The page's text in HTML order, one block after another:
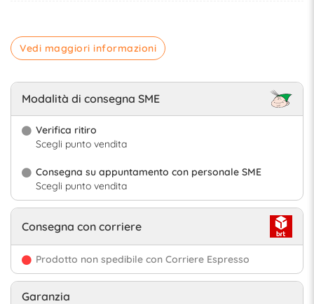
Vedi maggiori informazioni
Modalità di consegna SME
Verifica ritiro
Scegli punto vendita
Consegna su appuntamento con personale SME
Scegli punto vendita
Consegna con corriere
Prodotto non spedibile con Corriere Espresso
Garanzia